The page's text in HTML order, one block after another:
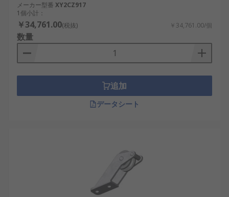
メーカー型番 XY2CZ917
1個小計：
￥34,761.00(税抜) ￥34,761.00/個
数量
追加
データシート